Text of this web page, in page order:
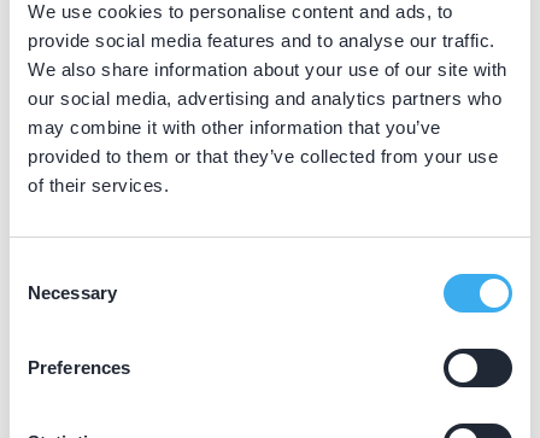
We use cookies to personalise content and ads, to
provide social media features and to analyse our traffic.
We also share information about your use of our site with
our social media, advertising and analytics partners who
may combine it with other information that you’ve
provided to them or that they’ve collected from your use
of their services.
Selection
Necessary
Preferences
factuuradres opgeven. Facturen ontvang je digitaal
via e-mail. Je kunt de factuur zelf doorsturen naar je
praktijk.
Waarom een online portfolio?
te houden van gevolgde bij- en nascholing. Omdat veruit
portfolio zich automatisch. Je hebt er dus nauwelijks